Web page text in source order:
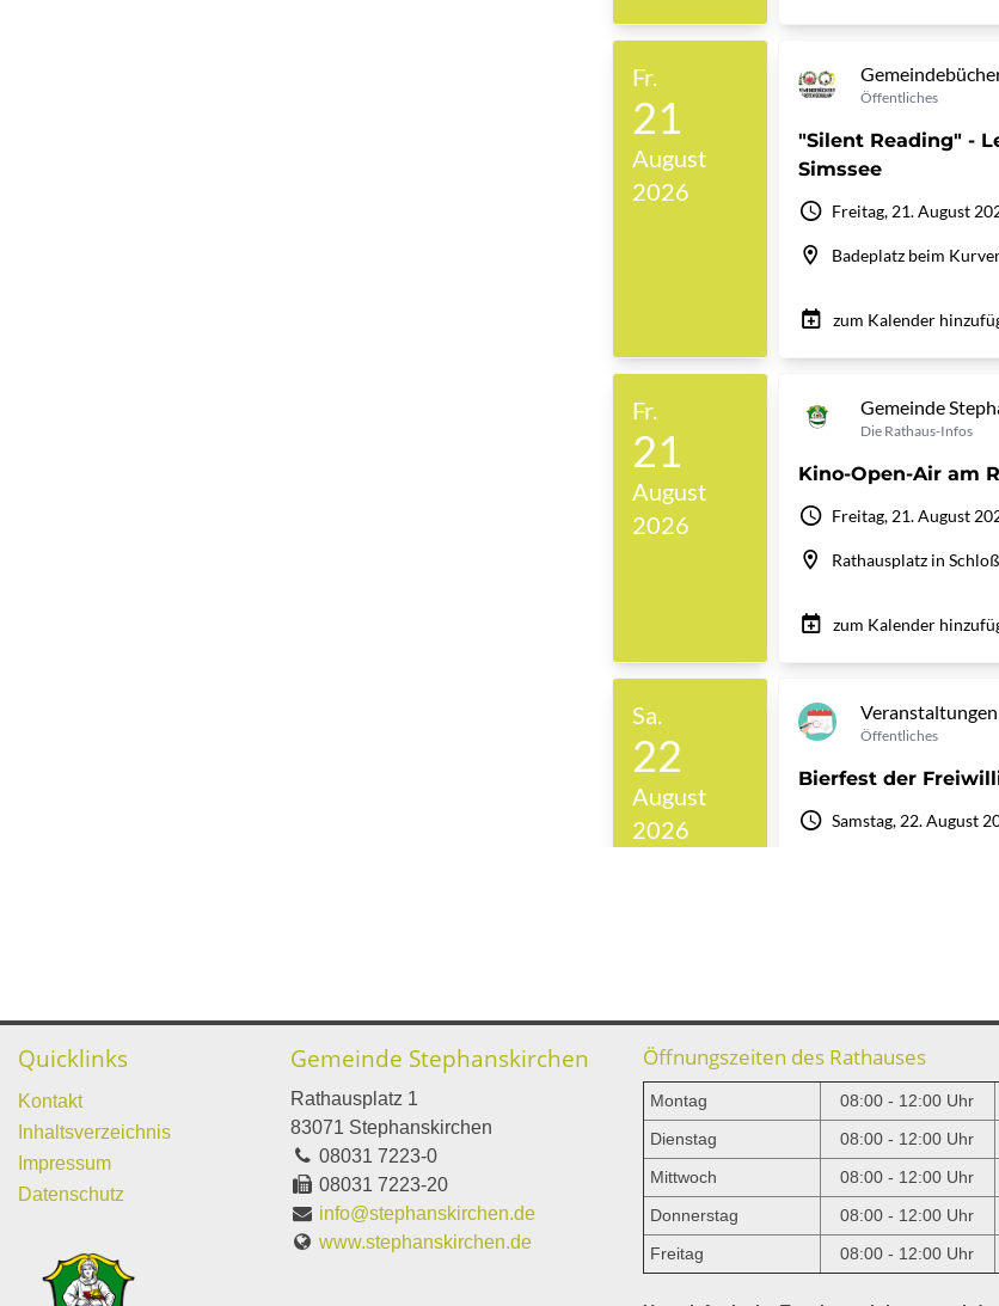
Quicklinks
Kontakt
Inhaltsverzeichnis
Impressum
Datenschutz
Gemeinde Stephanskirchen
Rathausplatz 1
83071 Stephanskirchen
08031 7223-0
08031 7223-20
info@stephanskirchen.de
www.stephanskirchen.de
Öffnungszeiten des Rathauses
Montag 08:00 - 12:00 Uhr
Dienstag
08:00 - 12:00 Uhr
Mittwoch
08:00 - 12:00 Uhr
Donnerstag
08:00 - 12:00 Uhr
Freitag
08:00 - 12:00 Uhr